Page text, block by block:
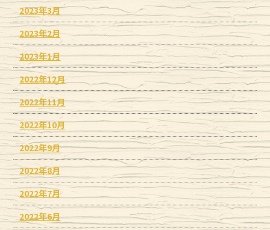
2023年3月
2023年2月
2023年1月
2022年12月
2022年11月
2022年10月
2022年9月
2022年8月
2022年7月
2022年6月